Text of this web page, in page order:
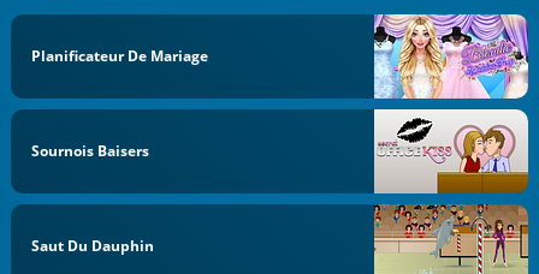
Planificateur De Mariage
Sournois Baisers
Saut Du Dauphin